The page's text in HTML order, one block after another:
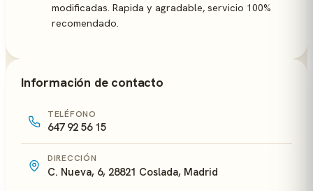
modificadas. Rapida y agradable, servicio 100%
recomendado.
Información de contacto
TELÉFONO
647 92 56 15
DIRECCIÓN
C. Nueva, 6, 28821 Coslada, Madrid